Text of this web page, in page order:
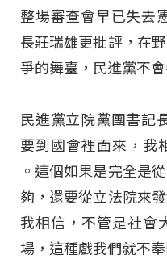
整場審查會早已失去
長莊瑞雄更批評，在
爭的舞臺，民進黨不
民進黨立院黨團書記
要到國會裡面來，我
。這個如果是完全是
夠，還要從立法院來
我相信，不管是社會
場，這種戲我們就不